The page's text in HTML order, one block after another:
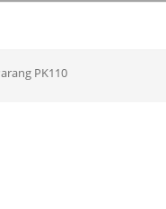
PK110